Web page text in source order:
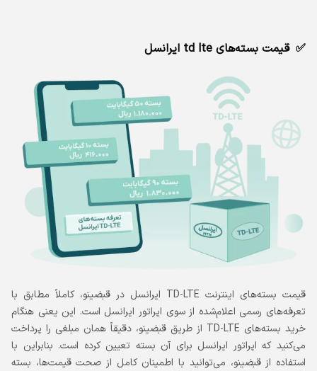
قیمت بسته‌های td lte ایرانسل
قیمت بسته‌های اینترنت TD-LTE ایرانسل در قبضینو، کاملاً مطابق با
تعرفه‌های رسمی اعلام‌شده از سوی اپراتور ایرانسل است. این یعنی هنگام
خرید بسته‌های TD-LTE از طریق قبضینو، دقیقاً همان مبلغی را پرداخت
می‌کنید که اپراتور ایرانسل برای آن بسته تعیین کرده است. بنابراین با
استفاده از قبضینو، می‌توانید با اطمینان کامل از صحت قیمت‌ها، بسته‌